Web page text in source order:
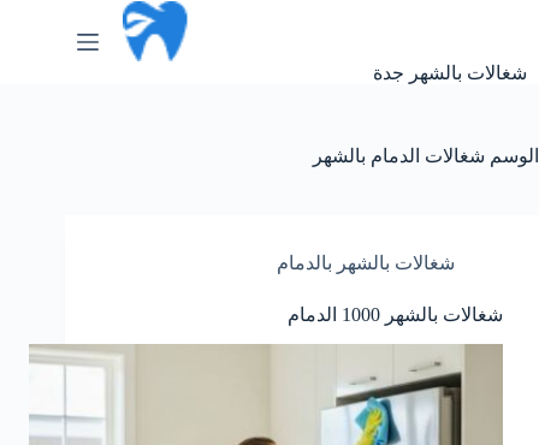
شغالات بالشهر جدة
الوسم شغالات الدمام بالشهر
شغالات بالشهر بالدمام
شغالات بالشهر 1000 الدمام